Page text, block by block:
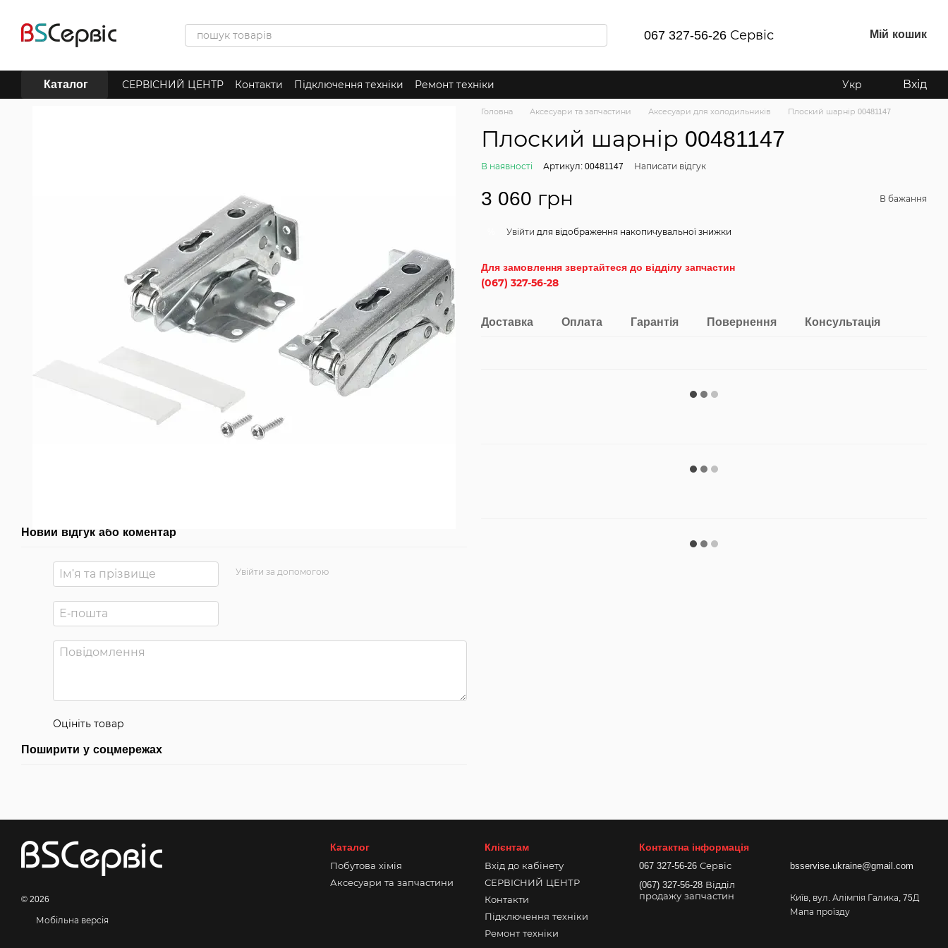
067 327-56-26 Сервіс Мій кошик
Каталог СЕРВІСНИЙ ЦЕНТР Контакти Підключення техніки Ремонт техніки Укр Вхід
Новий відгук або коментар
Увійти за допомогою
Оцініть товар
Поширити у соцмережах
Головна Аксесуари та запчастини Аксесуари для холодильників Плоский шарнір 00481147
Плоский шарнір 00481147
В наявності Артикул: 00481147 Написати відгук
3 060 грн В бажання
Увійти для відображення накопичувальної знижки
Для замовлення звертайтеся до відділу запчастин
(067) 327-56-28
Доставка Оплата Гарантія Повернення Консультація
© 2026
Мобільна версія
Каталог
Побутова хімія
Аксесуари та запчастини
Клієнтам
Вхід до кабінету
СЕРВІСНИЙ ЦЕНТР
Контакти
Підключення техніки
Ремонт техніки
Контактна інформація
067 327-56-26 Сервіс
(067) 327-56-28 Відділ
продажу запчастин
bsservise.ukraine@gmail.com
Київ, вул. Алімпія Галика, 75Д
Мапа проїзду